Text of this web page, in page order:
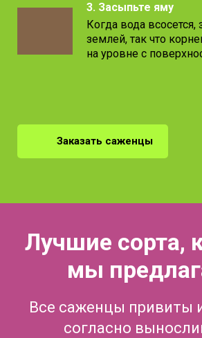
3. Засыпьте яму
Когда вода всосется,
землей, так что
на уровне с
Заказать саженцы
Лучшие сорта,
мы
Все саженцы привиты
согласно